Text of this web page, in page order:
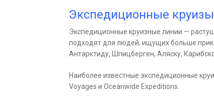
Экспедиционные круизы
Экспедиционные круизные линии —
подходят для людей, ищущих больше
Антарктиду, Шпицберген, Аляску,
Наиболее известные экспедиционные
Voyages и Oceanwide Expeditions.